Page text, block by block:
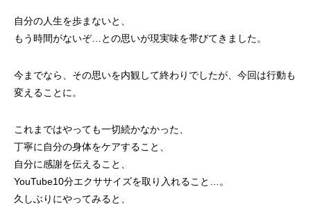
自分の人生を歩まないと、
もう時間がないぞ…との思いが現実味を帯びてきました。
今までなら、その思いを内観して終わりでしたが、今回は行動も
変えることに。
これまではやっても一切続かなかった、
丁寧に自分の身体をケアすること、
自分に感謝を伝えること、
YouTube10分エクササイズを取り入れること…。
久しぶりにやってみると、